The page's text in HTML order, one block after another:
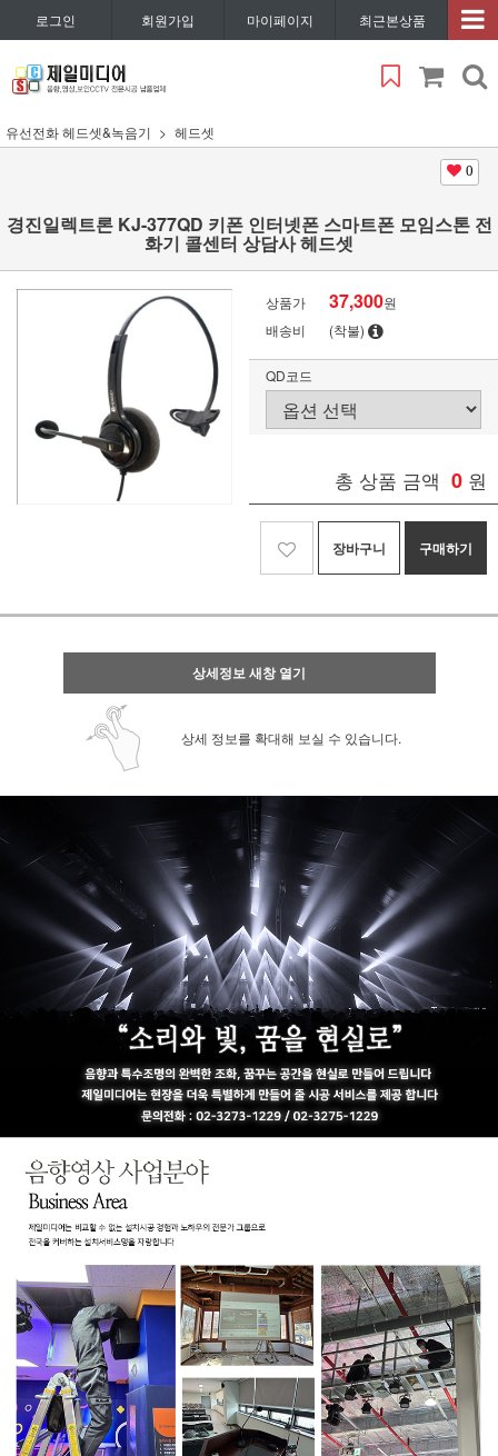
로그인 회원가입 마이페이지 최근본상품
유선전화 헤드셋&녹음기 헤드셋
0
경진일렉트론 KJ-377QD 키폰 인터넷폰 스마트폰 모임스톤 전
화기 콜센터 상담사 헤드셋
상품가 37,300원
배송비
(착불)
QD코드
총 상품 금액 0 원
장바구니 구매하기
상세정보 새창 열기
상세 정보를 확대해 보실 수 있습니다.